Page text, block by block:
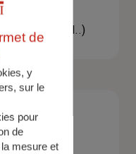
un conseil..)
de
y
sur le
pour
de
la mesure et